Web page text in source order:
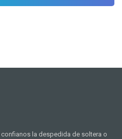
la despedida de soltera o